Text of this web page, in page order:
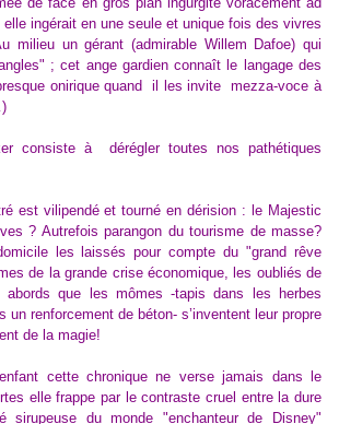
ingérait en une seule et unique fois des vivres
milieu un gérant (admirable Willem Dafoe) qui
; cet ange gardien connaît le langage des
onirique quand il les invite mezza-voce à
consiste à
dérégler toutes nos pathétiques
est vilipendé et tourné en dérision : le Majestic
? Autrefois parangon du tourisme de masse?
les laissés pour comptedu "grand rêve
de la grande crise économique,
les oubliés de
abords que les mômes-tapis dans les herbes
un renforcement de béton- s’inventent leur propre
de la magie!
cette chronique ne verse jamais dans le
ellefrappe par le contrastecruel entre la dure
sirupeuse du monde "enchanteur de Disney"